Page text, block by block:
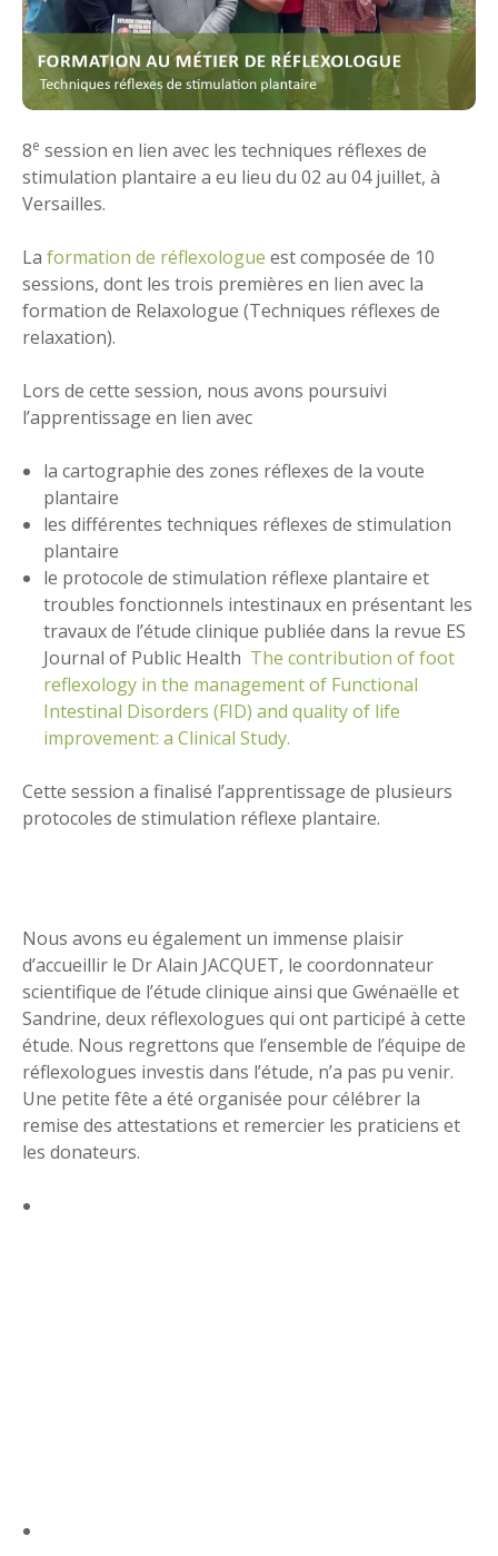
8e session en lien avec les techniques réflexes de
stimulation plantaire a eu lieu du 02 au 04 juillet, à
Versailles.
La formation de réflexologue est composée de 10
sessions, dont les trois premières en lien avec la
formation de Relaxologue (Techniques réflexes de
relaxation).
Lors de cette session, nous avons poursuivi
l’apprentissage en lien avec
la cartographie des zones réflexes de la voute
plantaire
les différentes techniques réflexes de stimulation
plantaire
le protocole de stimulation réflexe plantaire et
troubles fonctionnels intestinaux en présentant les
travaux de l’étude clinique publiée dans la revue ES
Journal of Public Health The contribution of foot
reflexology in the management of Functional
Intestinal Disorders (FID) and quality of life
improvement: a Clinical Study.
Cette session a finalisé l’apprentissage de plusieurs
protocoles de stimulation réflexe plantaire.
Nous avons eu également un immense plaisir
d’accueillir le Dr Alain JACQUET, le coordonnateur
scientifique de l’étude clinique ainsi que Gwénaëlle et
Sandrine, deux réflexologues qui ont participé à cette
étude. Nous regrettons que l’ensemble de l’équipe de
réflexologues investis dans l’étude, n’a pas pu venir.
Une petite fête a été organisée pour célébrer la
remise des attestations et remercier les praticiens et
les donateurs.